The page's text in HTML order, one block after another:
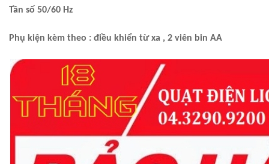
Tần số 50/60 Hz
Phụ kiện kèm theo : điều khiển từ xa , 2 viên bin AA